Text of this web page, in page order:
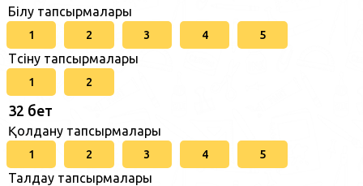
Білу тапсырмалары
1 2 3 4 5
Түсіну тапсырмалары
1 2
32 бет
Қолдану тапсырмалары
1 2 3 4 5
Талдау тапсырмалары